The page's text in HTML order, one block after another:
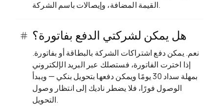
القيمة المضافة، وإيصالات باسم الشركة.
هل يمكن لشركتي الدفع بفاتورة؟
نعم. يمكن دفع اشتراكات الشركة بالبطاقة أو بفاتورة.
إذا اخترت الفاتورة، فستصلك عبر البريد الإلكتروني
بمهلة سداد 30 يومًا ويمكن دفعها بتحويل بنكي — ويبدأ
الوصول فورًا، فلا يضطر ناديك إلى انتظار وصول
التحويل.